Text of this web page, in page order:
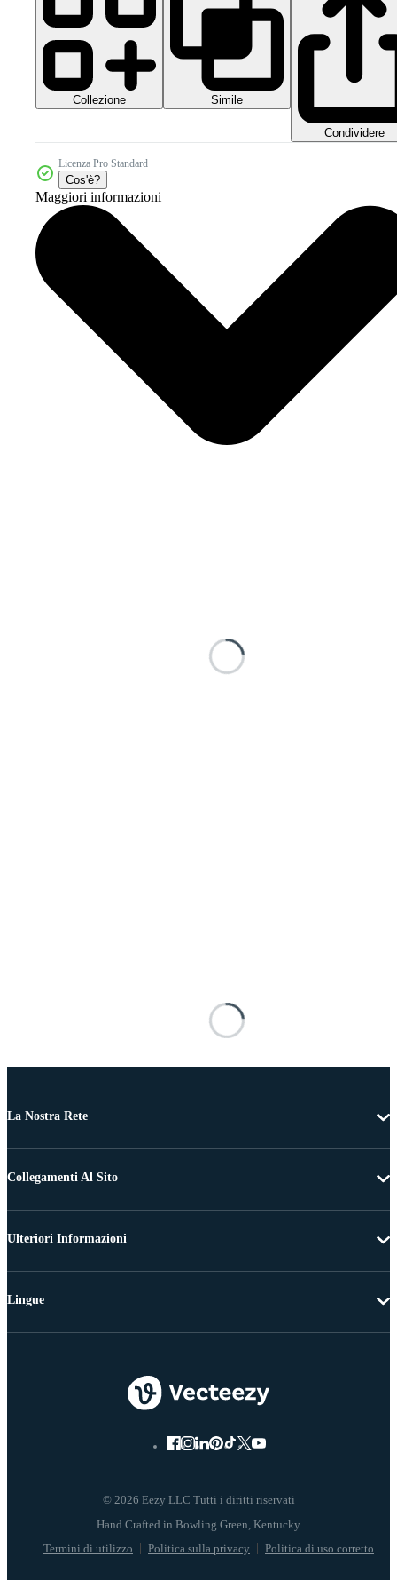
Collezione Simile
Condividere
Licenza Pro Standard
Cos'è?
Maggiori informazioni
La Nostra Rete
Collegamenti Al Sito
Ulteriori Informazioni
© 2026 Eezy LLC Tutti i diritti riservati
Termini di utilizzo Politica sulla privacy Politica di uso corretto
Lingue